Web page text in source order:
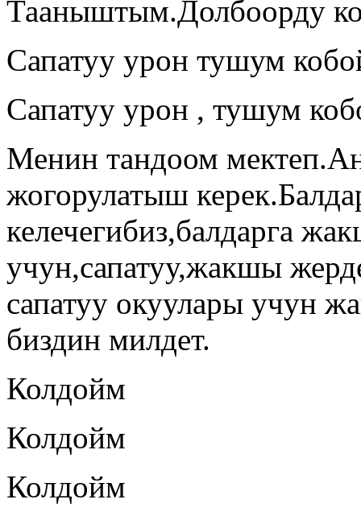
Тааныштым.Долбоорду
Сапатуу урон тушум
Сапатуу урон , тушум
Менин тандоом
жогорулатыш
келечегибиз,балдарга
учун,сапатуу,жакшы
сапатуу окуулары учун
биздин милдет.
Колдойм
Колдойм
Колдойм